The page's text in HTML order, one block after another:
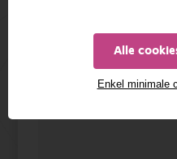
Alle
Enkel minimale